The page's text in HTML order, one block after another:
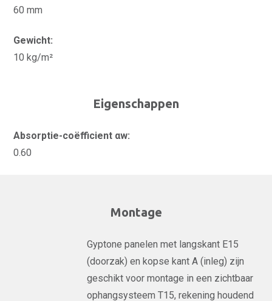
60 mm
Gewicht:
10 kg/m²
Eigenschappen
Absorptie-coëfficient αw:
0.60
Montage
Gyptone panelen met langskant E15
(doorzak) en kopse kant A (inleg) zijn
geschikt voor montage in een zichtbaar
ophangsysteem T15, rekening houdend